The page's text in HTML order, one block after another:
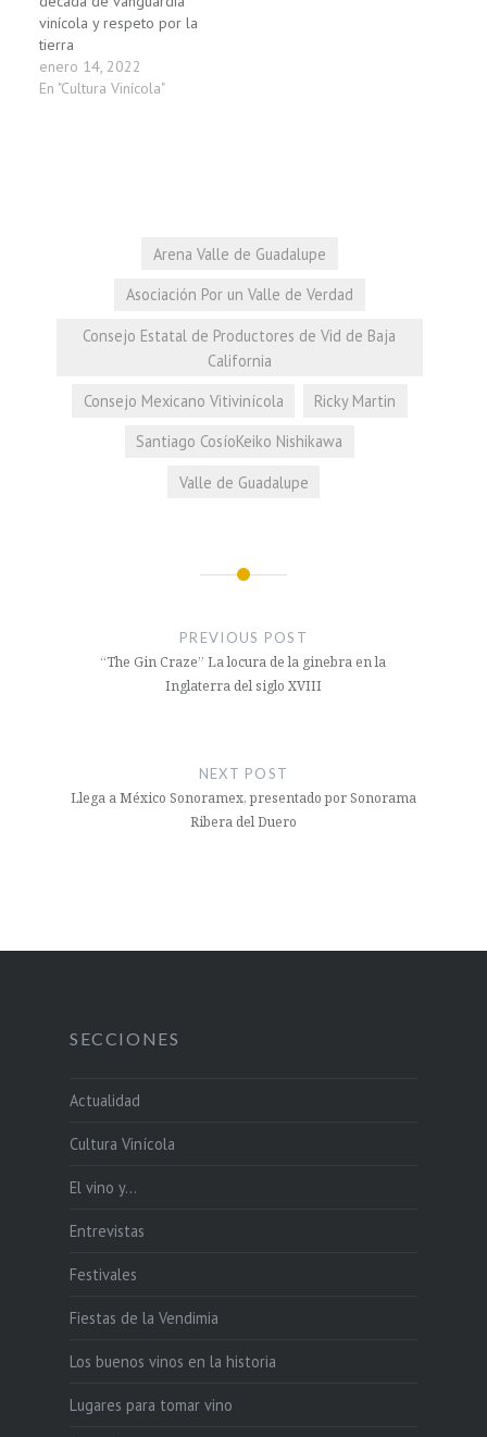
vinícola y respeto por la
tierra
enero 14, 2022
En "Cultura Vinícola"
Arena Valle de Guadalupe
Asociación Por un Valle de Verdad
Consejo Estatal de Productores de Vid de Baja
California
Consejo Mexicano Vitivinícola
Ricky Martin
Santiago CosíoKeiko Nishikawa
Valle de Guadalupe
entradas
PREVIOUS POST
“The Gin Craze” La locura de la ginebra en la
Inglaterra del siglo XVIII
NEXT POST
Llega a México Sonoramex, presentado por Sonorama
Ribera del Duero
SECCIONES
Actualidad
Cultura Vinícola
El vino y…
Entrevistas
Festivales
Fiestas de la Vendimia
Los buenos vinos en la historia
Lugares para tomar vino